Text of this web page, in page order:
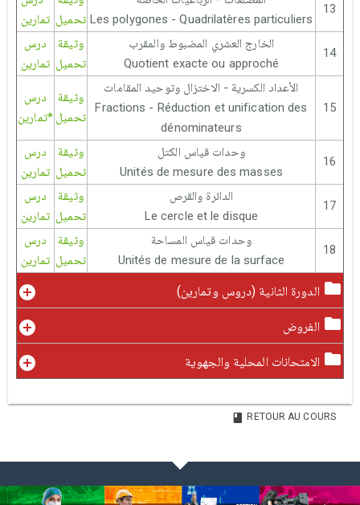
13
Les polygones - Quadrilatères particuliers تحميل تمارين
14
الخارج العشري المضبوط والمقرب
Quotient exacte ou approché
وثيقة
تحميل
درس
تمارين
15
الأعداد الكسرية - الاختزال وتوحيد المقامات
Fractions - Réduction et unification des
dénominateurs
وثيقة
تحميل
درس
*تمارين
16
وحدات قياس الكتل
Unités de mesure des masses
وثيقة
تحميل
درس
تمارين
17
الدائرة والقرص
Le cercle et le disque
وثيقة
تحميل
درس
تمارين
18
وحدات قياس المساحة
Unités de mesure de la surface
وثيقة
تحميل
درس
تمارين
الدورة الثانية (دروس وتمارين)
الفروض
الامتحانات المحلية والجهوية
RETOUR AU COURS